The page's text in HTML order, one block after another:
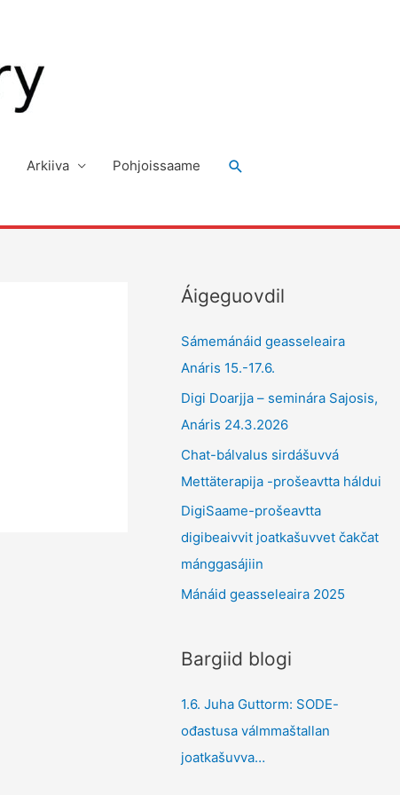
Arkiiva Pohjoissaame Search
Áigeguovdil
Sámemánáid geasseleaira
Anáris 15.-17.6.
Digi Doarjja – seminára Sajosis,
Anáris 24.3.2026
Chat-bálvalus sirdášuvvá
Mettäterapija -prošeavtta háldui
DigiSaame-prošeavtta
digibeaivvit joatkašuvvet čakčat
mánggasájiin
Mánáid geasseleaira 2025
Bargiid blogi
1.6. Juha Guttorm: SODE-
ođastusa válmmaštallan
joatkašuvva…